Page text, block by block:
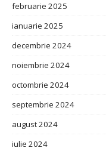
februarie 2025
ianuarie 2025
decembrie 2024
noiembrie 2024
octombrie 2024
septembrie 2024
august 2024
iulie 2024